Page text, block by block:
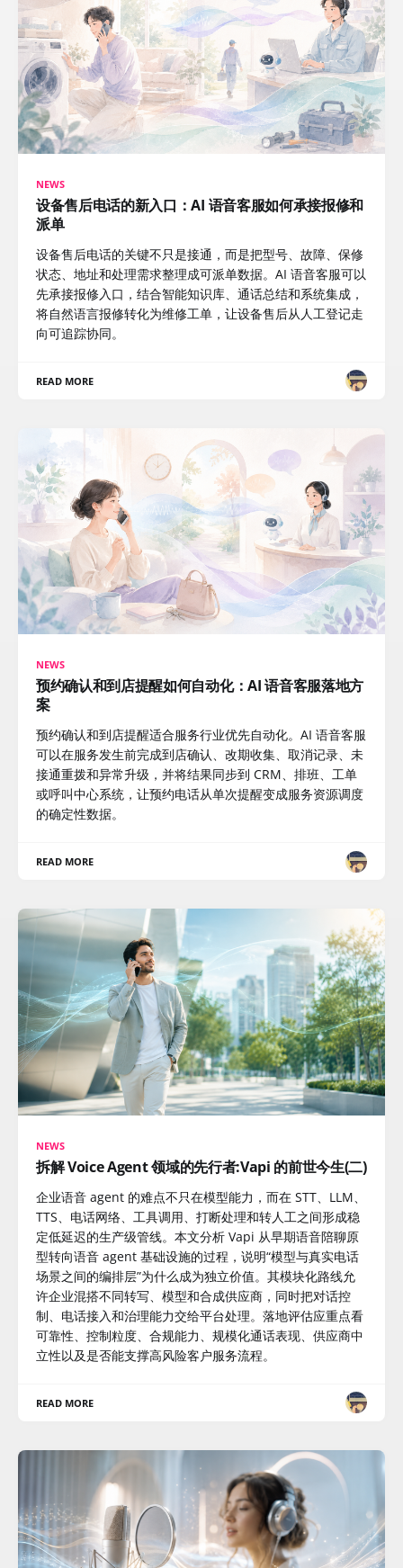
NEWS
设备售后电话的新入口：AI 语音客服如何承接报修和
派单
设备售后电话的关键不只是接通，而是把型号、故障、保修
状态、地址和处理需求整理成可派单数据。AI 语音客服可以
先承接报修入口，结合智能知识库、通话总结和系统集成，
将自然语言报修转化为维修工单，让设备售后从人工登记走
向可追踪协同。
READ MORE
NEWS
预约确认和到店提醒如何自动化：AI 语音客服落地方
案
预约确认和到店提醒适合服务行业优先自动化。AI 语音客服
可以在服务发生前完成到店确认、改期收集、取消记录、未
接通重拨和异常升级，并将结果同步到 CRM、排班、工单
或呼叫中心系统，让预约电话从单次提醒变成服务资源调度
的确定性数据。
READ MORE
NEWS
拆解 Voice Agent 领域的先行者:Vapi 的前世今生(二)
企业语音 agent 的难点不只在模型能力，而在 STT、LLM、
TTS、电话网络、工具调用、打断处理和转人工之间形成稳
定低延迟的生产级管线。本文分析 Vapi 从早期语音陪聊原
型转向语音 agent 基础设施的过程，说明“模型与真实电话
场景之间的编排层”为什么成为独立价值。其模块化路线允
许企业混搭不同转写、模型和合成供应商，同时把对话控
制、电话接入和治理能力交给平台处理。落地评估应重点看
可靠性、控制粒度、合规能力、规模化通话表现、供应商中
立性以及是否能支撑高风险客户服务流程。
READ MORE